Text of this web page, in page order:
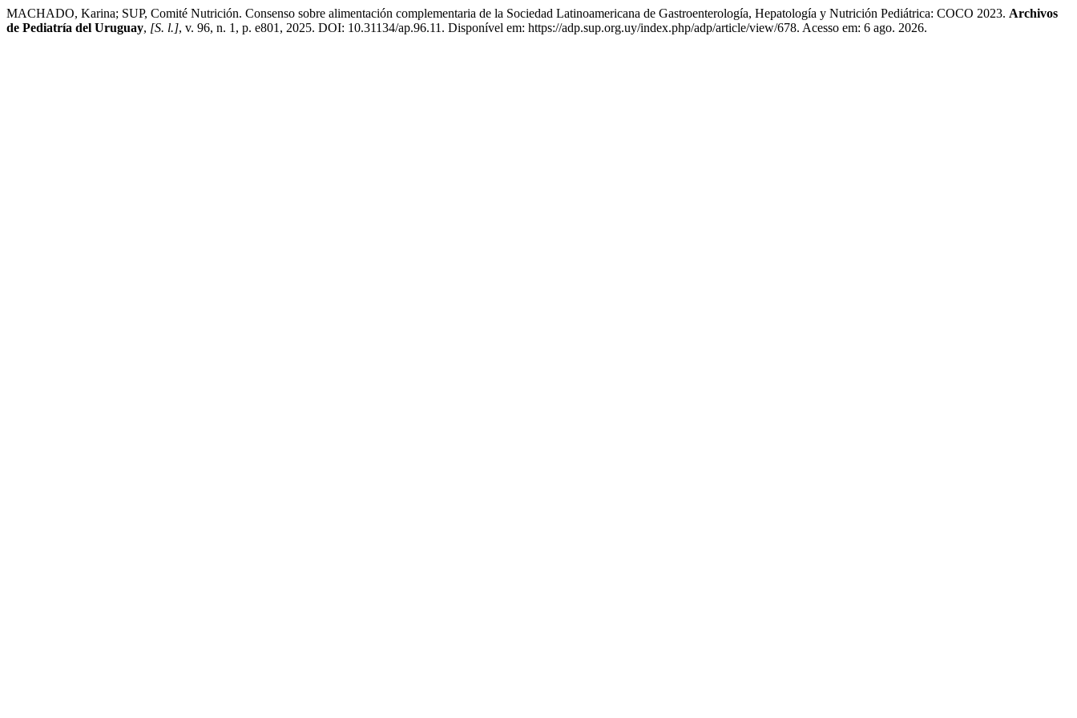
MACHADO, Karina; SUP, Comité Nutrición. Consenso sobre alimentación complementaria de la Sociedad Latinoamericana de Gastroenterología, Hepatología y Nutrición Pediátrica: COCO 2023. Archivos
de Pediatría del Uruguay, [S. l.], v. 96, n. 1, p. e801, 2025. DOI: 10.31134/ap.96.11. Disponível em: https://adp.sup.org.uy/index.php/adp/article/view/678. Acesso em: 6 ago. 2026.